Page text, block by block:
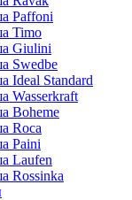
Paffoni
Timo
Giulini
Swedbe
Ideal Standard
Wasserkraft
Boheme
Roca
Paini
Laufen
Rossinka